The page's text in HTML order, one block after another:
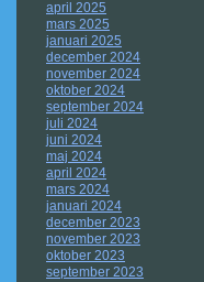
april 2025
mars 2025
januari 2025
december 2024
november 2024
oktober 2024
september 2024
juli 2024
juni 2024
maj 2024
april 2024
mars 2024
januari 2024
december 2023
november 2023
oktober 2023
september 2023